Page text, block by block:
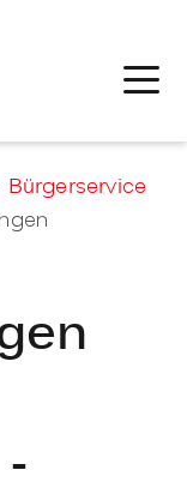
Bürgerservice